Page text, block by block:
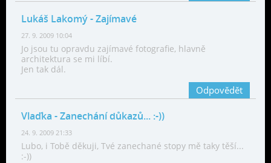
Lukáš Lakomý- Zajímavé
27. 9. 2009 10:04
Jo jsou tu opravdu zajímavé fotografie, hlavně
architektura se mi líbí.
Jen tak dál.
Odpovědět
Vlaďka - Zanechání důkazů... :-))
24. 9. 2009 21:33
Lubo, i Tobě děkuji, Tvé zanechané stopy mě taky těší...
:-))